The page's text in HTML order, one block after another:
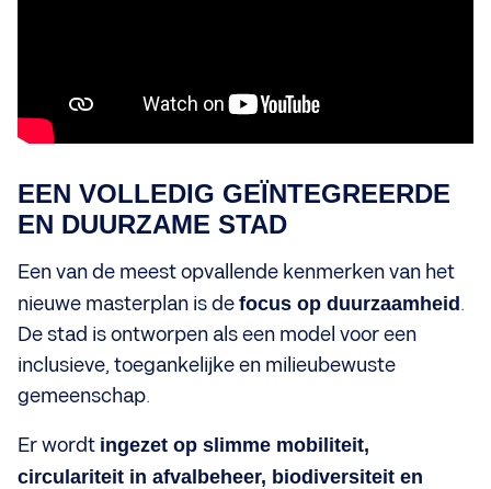
EEN VOLLEDIG GEÏNTEGREERDE
EN DUURZAME STAD
Een van de meest opvallende kenmerken van het
nieuwe masterplan is de focus op duurzaamheid.
De stad is ontworpen als een model voor een
inclusieve, toegankelijke en milieubewuste
gemeenschap.
Er wordt ingezet op slimme mobiliteit,
circulariteit in afvalbeheer, biodiversiteit en